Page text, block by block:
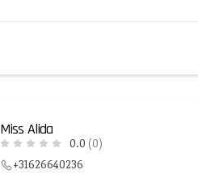
Miss Alida
0.0 (0)
+31626640236